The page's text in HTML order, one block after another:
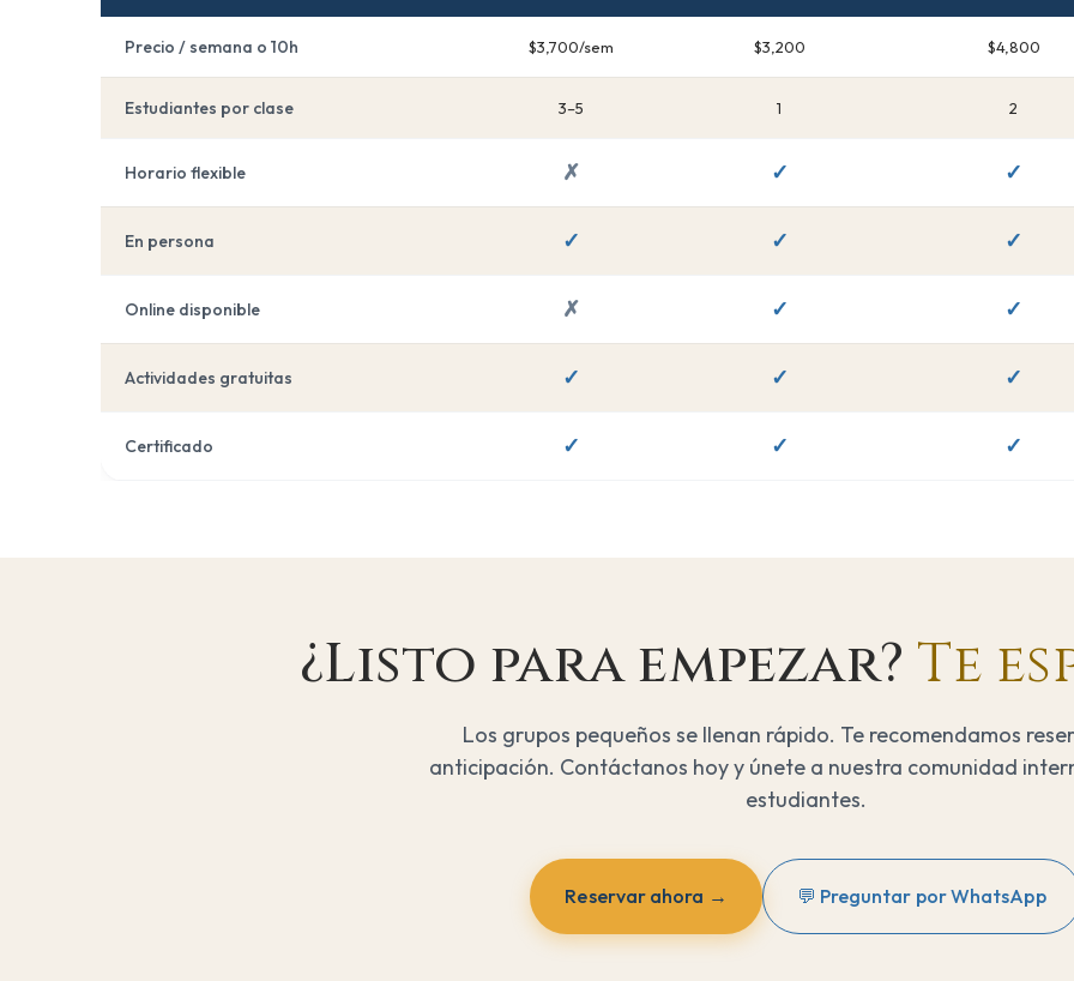
Precio / semana o 10h $3,700/sem $3,200 $4,800
Estudiantes por clase 3–5 1 2
Horario flexible ✗ ✓ ✓
En persona ✓ ✓ ✓
Online disponible ✗ ✓ ✓
Actividades gratuitas ✓ ✓ ✓
Certificado ✓ ✓ ✓
¿Listo para empezar? Te
Los grupos pequeños se llenan rápido. Te recomendamos
anticipación. Contáctanos hoy y únete a nuestra comunidad
estudiantes.
Reservar ahora → 💬 Preguntar por WhatsApp